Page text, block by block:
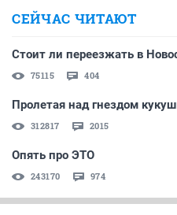
СЕЙЧАС ЧИТАЮТ
Стоит ли переезжать в
75115 404
Пролетая над гнездом
312817 2015
Опять про ЭТО
243170 974